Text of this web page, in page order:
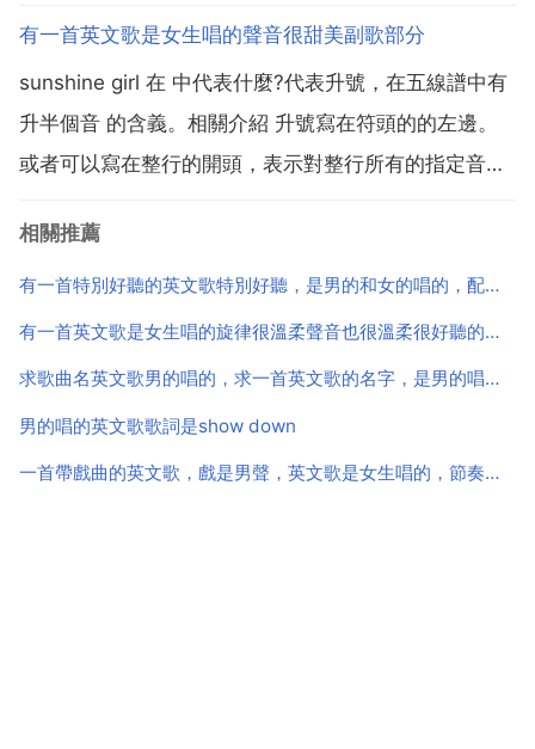
歌手 dirk r...
有一首英文歌是女生唱的聲音很甜美副歌部分
sunshine girl 在 中代表什麼?代表升號，在五線譜中有
升半個音 的含義。相關介紹 升號寫在符頭的的左邊。
或者可以寫在整行的開頭，表示對整行所有的指定音符
的上方鍵。相關記號 1.降記號 表示將基本音級降低半
音。2.重升記號 表示將基本音級...
相關推薦
有一首特別好聽的英文歌特別好聽，是男的和女的唱的，配合得特別好，調特經典，特有感覺，就是不知道叫什
有一首英文歌是女生唱的旋律很溫柔聲音也很溫柔很好聽的。我現
求歌曲名英文歌男的唱的，求一首英文歌的名字，是男的唱的，高潮部分是高音，並且重複一句歌詞，那歌詞也是英文的，音譯大概是，特
男的唱的英文歌歌詞是show down
一首帶戲曲的英文歌，戲是男聲，英文歌是女生唱的，節奏很快，什